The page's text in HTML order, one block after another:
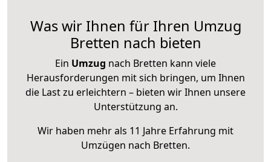
Was wir Ihnen für Ihren Umzug
Bretten nach bieten
Ein Umzug nach Bretten kann viele
Herausforderungen mit sich bringen, um Ihnen
die Last zu erleichtern – bieten wir Ihnen unsere
Unterstützung an.
Wir haben mehr als 11 Jahre Erfahrung mit
Umzügen nach Bretten.